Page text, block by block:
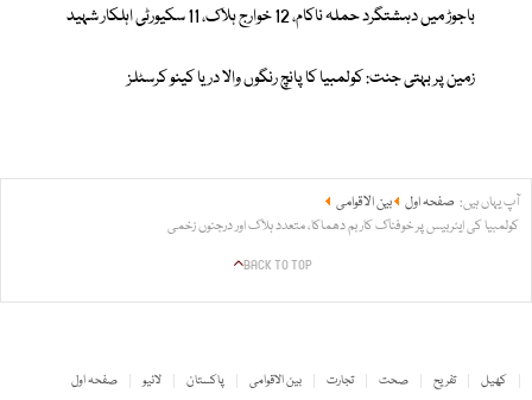
باجوڑ میں دہشتگرد حملہ ناکام، 12 خوارج ہلاک، 11 سکیورٹی اہلکار شہید
زمین پر بہتی جنت: کولمبیا کا پانچ رنگوں والا دریا کینو کرسٹلز
آپ یہاں ہیں: صفحہ اول
بین الاقوامی
کولمبیا کی ایئربیس پر خوفناک کار بم دھماکا، متعدد ہلاک اور درجنوں زخمی
BACK TO TOP
صفحہ اول لائیو پاکستان بین الاقوامی تجارت صحت تفریح کھیل